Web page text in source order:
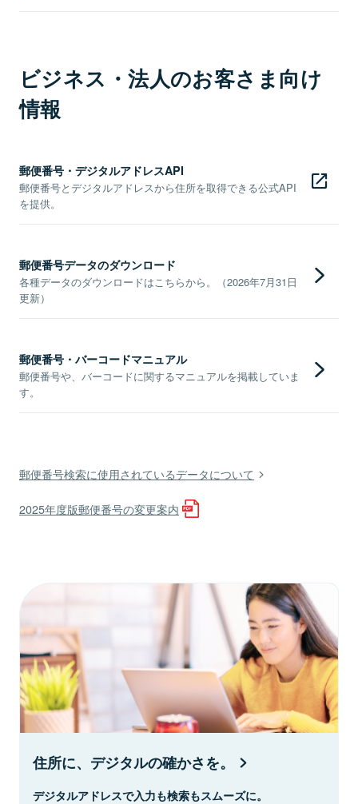
ビジネス・法人のお客さま向け
情報
郵便番号・デジタルアドレスAPI
郵便番号とデジタルアドレスから住所を取得できる公式API
を提供。
郵便番号データのダウンロード
各種データのダウンロードはこちらから。（2026年7月31日
更新）
郵便番号・バーコードマニュアル
郵便番号や、バーコードに関するマニュアルを掲載していま
す。
郵便番号検索に使用されているデータについて
2025年度版郵便番号の変更案内
住所に、デジタルの確かさを。
デジタルアドレスで入力も検索もスムーズに。